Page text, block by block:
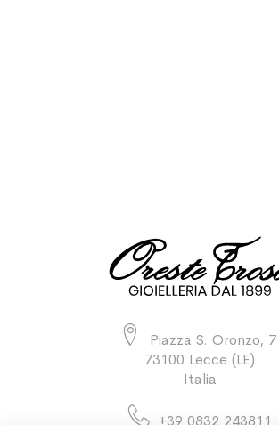
Piazza S. Oronzo, 7
73100 Lecce (LE)
Italia
+39 0832 243811